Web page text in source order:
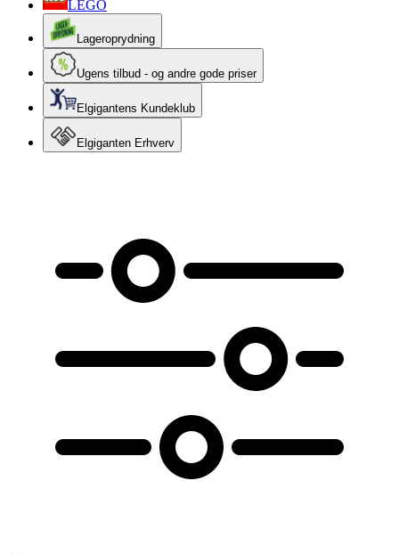
LEGO
Lageroprydning
Ugens tilbud - og andre gode priser
Elgigantens Kundeklub
Elgiganten Erhverv